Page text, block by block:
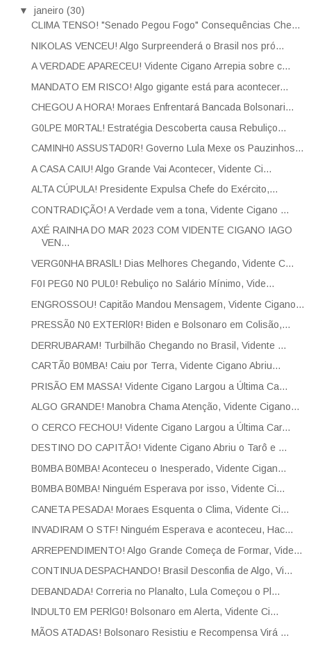
▼ janeiro (30)
CLIMA TENSO! "Senado Pegou Fogo" Consequências Che...
NIKOLAS VENCEU! Algo Surpreenderá o Brasil nos pró...
A VERDADE APARECEU! Vidente Cigano Arrepia sobre c...
MANDATO EM RISCO! Algo gigante está para acontecer...
CHEGOU A HORA! Moraes Enfrentará Bancada Bolsonari...
G0LPE M0RTAL! Estratégia Descoberta causa Rebuliço...
CAMINH0 ASSUSTAD0R! Governo Lula Mexe os Pauzinhos...
A CASA CAIU! Algo Grande Vai Acontecer, Vidente Ci...
ALTA CÚPULA! Presidente Expulsa Chefe do Exército,...
CONTRADIÇÃO! A Verdade vem a tona, Vidente Cigano ...
AXÉ RAINHA DO MAR 2023 COM VIDENTE CIGANO IAGO
VEN...
VERG0NHA BRASlL! Dias Melhores Chegando, Vidente C...
F0I PEG0 N0 PUL0! Rebuliço no Salário Mínimo, Vide...
ENGROSSOU! Capitão Mandou Mensagem, Vidente Cigano...
PRESSÃ0 N0 EXTERl0R! Biden e Bolsonaro em Colisão,...
DERRUBARAM! Turbilhão Chegando no Brasil, Vidente ...
CARTÃ0 B0MBA! Caiu por Terra, Vidente Cigano Abriu...
PRISÃO EM MASSA! Vidente Cigano Largou a Última Ca...
ALGO GRANDE! Manobra Chama Atenção, Vidente Cigano...
O CERCO FECHOU! Vidente Cigano Largou a Última Car...
DESTINO DO CAPITÃO! Vidente Cigano Abriu o Tarô e ...
B0MBA B0MBA! Aconteceu o Inesperado, Vidente Cigan...
B0MBA B0MBA! Ninguém Esperava por isso, Vidente Ci...
CANETA PESADA! Moraes Esquenta o Clima, Vidente Ci...
INVADIRAM O STF! Ninguém Esperava e aconteceu, Hac...
ARREPENDIMENTO! Algo Grande Começa de Formar, Vide...
CONTINUA DESPACHANDO! Brasil Desconfia de Algo, Vi...
DEBANDADA! Correria no Planalto, Lula Começou o Pl...
lNDULT0 EM PERlG0! Bolsonaro em Alerta, Vidente Ci...
MÃOS ATADAS! Bolsonaro Resistiu e Recompensa Virá ...